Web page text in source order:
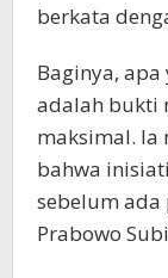
berkata
Baginya,
adalah bukti
maksimal. Ia
bahwa
sebelum ada
Prabowo